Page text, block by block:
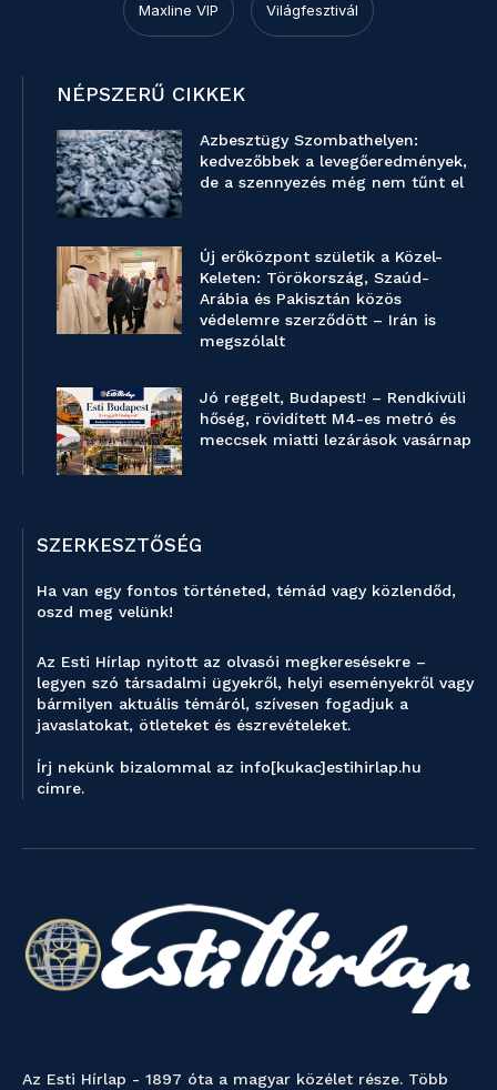
Maxline VIP Világfesztivál
NÉPSZERŰ CIKKEK
Azbesztügy Szombathelyen:
kedvezőbbek a levegőeredmények,
de a szennyezés még nem tűnt el
Új erőközpont születik a Közel-
Keleten: Törökország, Szaúd-
Arábia és Pakisztán közös
védelemre szerződött – Irán is
megszólalt
Jó reggelt, Budapest! – Rendkívüli
hőség, rövidített M4-es metró és
meccsek miatti lezárások vasárnap
SZERKESZTŐSÉG
Ha van egy fontos történeted, témád vagy közlendőd,
oszd meg velünk!
Az Esti Hírlap nyitott az olvasói megkeresésekre –
legyen szó társadalmi ügyekről, helyi eseményekről vagy
bármilyen aktuális témáról, szívesen fogadjuk a
javaslatokat, ötleteket és észrevételeket.
Írj nekünk bizalommal az info[kukac]estihirlap.hu
címre.
Az Esti Hírlap - 1897 óta a magyar közélet része. Több